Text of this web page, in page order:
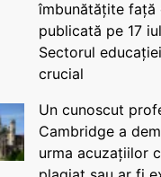
îmbunătățite față
publicată pe 17
Sectorul
crucial
Un cunoscut
Cambridge a
urma acuzațiilor